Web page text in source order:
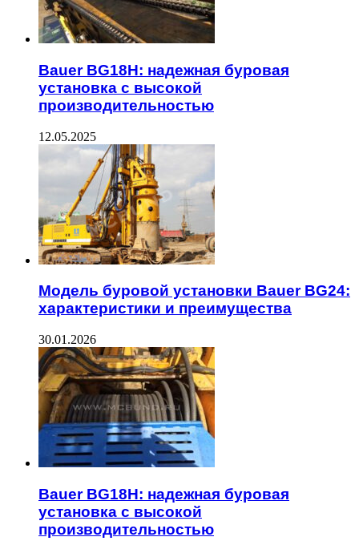
Bauer BG18H: надежная буровая
установка с высокой
производительностью
12.05.2025
Модель буровой установки Bauer BG24:
характеристики и преимущества
30.01.2026
Bauer BG18H: надежная буровая
установка с высокой
производительностью